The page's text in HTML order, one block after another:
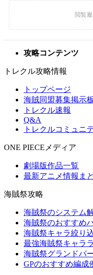
攻略コンテンツ
トレクル攻略情報
トップページ
海賊同盟募集掲示板
トレクル速報
Q&A
トレクルコミュニ
ONE PIECEメディア
劇場版作品一覧
最新アニメ情報ま
海賊祭攻略
海賊祭のシステム
海賊祭のおすすめ
海賊祭キャラ絞り
最強海賊祭キャラ
海賊祭グランドパ
GPのおすすめ編成